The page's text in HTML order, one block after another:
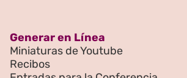
Generar en Línea
Miniaturas de Youtube
Recibos